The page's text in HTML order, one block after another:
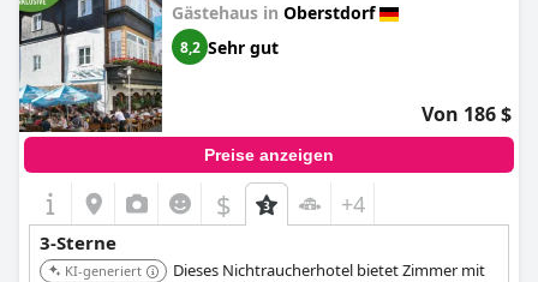
Gästehaus in Oberstdorf
8,2 Sehr gut
Von 186 $
Preise anzeigen
$ +4
3-Sterne
KI-generiert
Dieses Nichtraucherhotel bietet Zimmer mit